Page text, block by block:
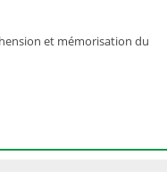
et mémorisation du